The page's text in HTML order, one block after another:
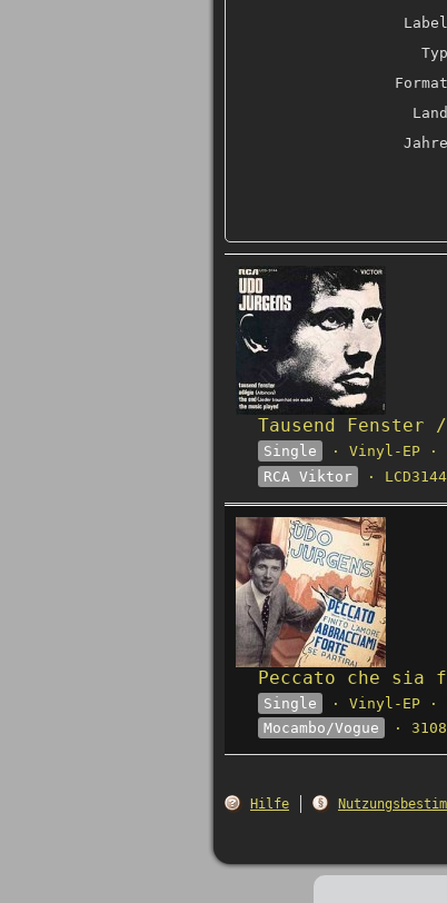
Label
Typ
Format
Land
Jahre
Tausend Fenster
Single
· Vinyl-EP ·
RCA Viktor
· LCD3144
Peccato che
Single
· Vinyl-EP ·
Mocambo/Vogue
· 3108
Hilfe